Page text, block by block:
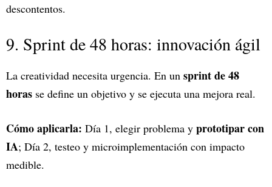
descontentos.
9. Sprint de 48 horas: innovación ágil
La creatividad necesita urgencia. En un sprint de 48
horas se define un objetivo y se ejecuta una mejora real.
Cómo aplicarla: Día 1, elegir problema y prototipar con
IA; Día 2, testeo y microimplementación con impacto
medible.